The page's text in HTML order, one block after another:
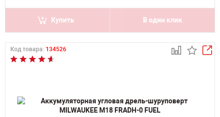
Купить В один клик
Код товара: 134526